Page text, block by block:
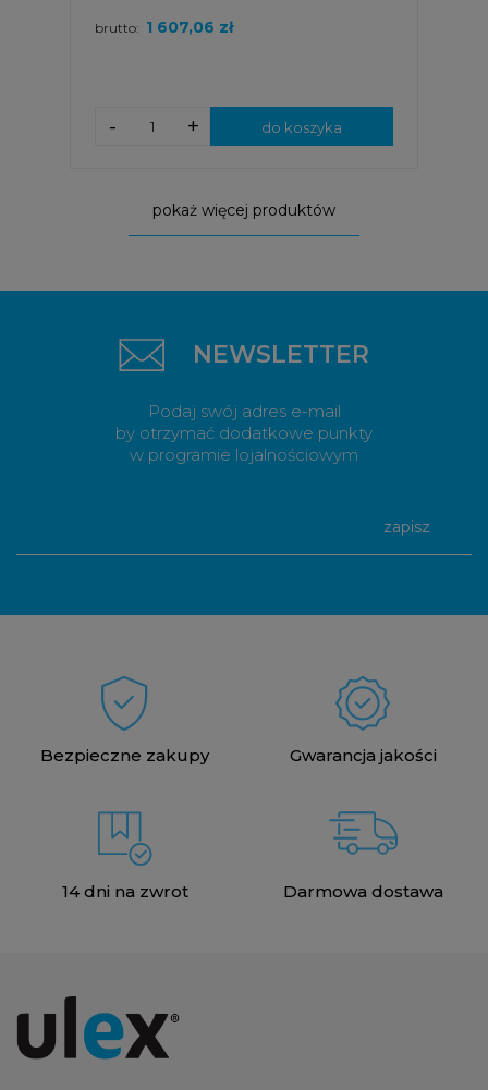
brutto: 1 607,06 zł
+
- do koszyka
pokaż więcej produktów
NEWSLETTER
Podaj swój adres e-mail
by otrzymać dodatkowe punkty
w programie lojalnościowym
zapisz
Bezpieczne zakupy Gwarancja jakości
14 dni na zwrot Darmowa dostawa